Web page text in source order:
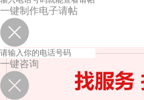
一键制作电子请帖
一键咨询